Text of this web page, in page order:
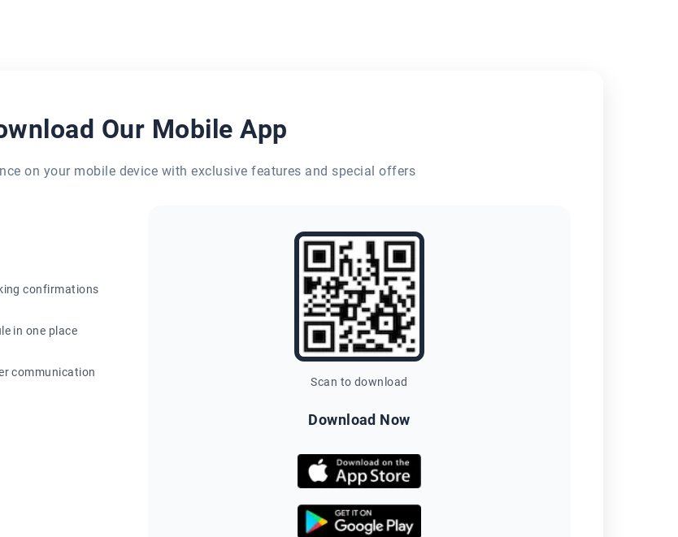
Our Mobile App
on your mobile device with exclusive features and special offers
confirmations
in one place
communication
Scan to download
Download Now